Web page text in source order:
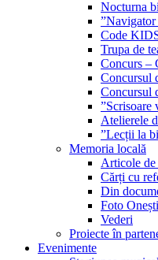
Nocturna
”Navigator
Code
Trupa de
Concurs –
Concursul
Concursul
”Scrisoare
Atelierele
”Lecții la
Memoria locală
Articole de
Cărți cu
Din
Foto
Vederi
Proiecte în
Evenimente